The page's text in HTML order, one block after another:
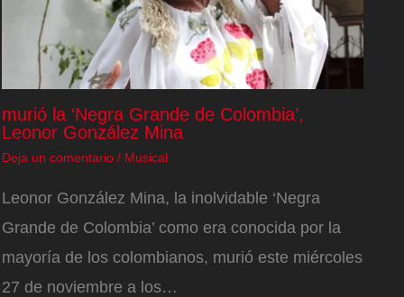
murió la ‘Negra Grande de Colombia’,
Leonor González Mina
Deja un comentario / Musical
Leonor González Mina, la inolvidable ‘Negra
Grande de Colombia’ como era conocida por la
mayoría de los colombianos, murió este miércoles
27 de noviembre a los…